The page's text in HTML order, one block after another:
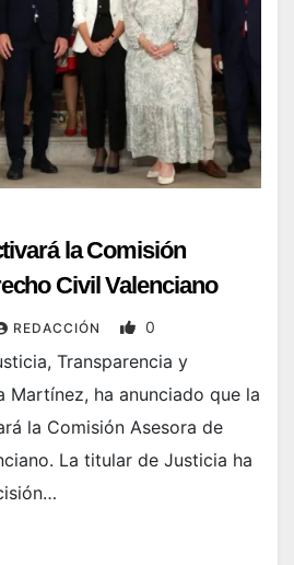
la Comisión
Civil Valenciano
REDACCIÓN 0
Transparencia y
Martínez, ha anunciado que la
la Comisión Asesora de
La titular de Justicia ha